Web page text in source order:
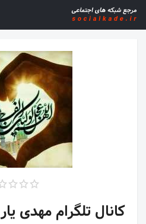
کانال تلگرام مهدی یار